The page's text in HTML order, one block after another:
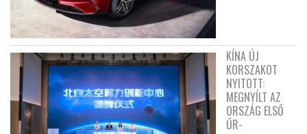
KÍNA ÚJ
KORSZAKOT
NYITOTT:
MEGNYÍLT AZ
ORSZÁG ELSŐ
ŰR-